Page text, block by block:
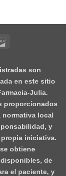
son
en este sitio
Julia.
proporcionados
normativa local
y
iniciativa.
obtiene
de
el paciente, y